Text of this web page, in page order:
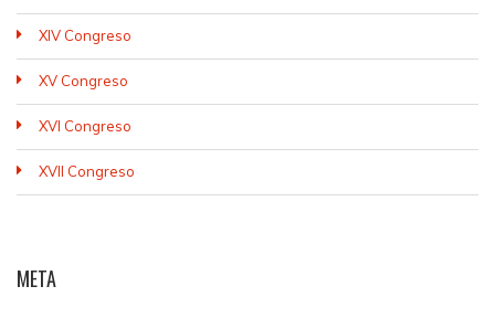
XIV Congreso
XV Congreso
XVI Congreso
XVII Congreso
META